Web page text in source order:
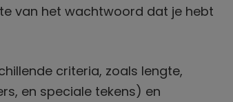
van het wachtwoord dat je hebt
criteria, zoals lengte,
en speciale tekens) en